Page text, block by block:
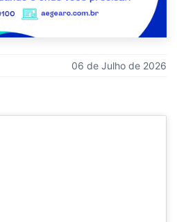
06 de Julho de 2026